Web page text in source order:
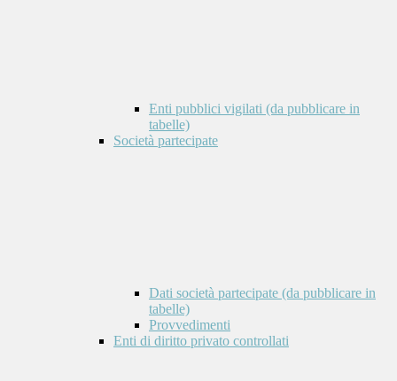
Enti pubblici vigilati (da pubblicare in
tabelle)
Società partecipate
Dati società partecipate (da pubblicare in
tabelle)
Provvedimenti
Enti di diritto privato controllati